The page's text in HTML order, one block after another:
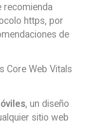
recomienda
https, por
de
Core Web Vitals
, un diseño
sitio web